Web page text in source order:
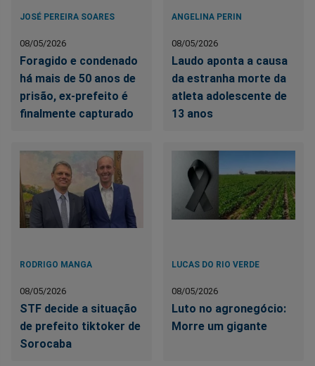
JOSÉ PEREIRA SOARES
08/05/2026
Foragido e condenado
há mais de 50 anos de
prisão, ex-prefeito é
finalmente capturado
ANGELINA PERIN
08/05/2026
Laudo aponta a causa
da estranha morte da
atleta adolescente de
13 anos
RODRIGO MANGA
08/05/2026
STF decide a situação
de prefeito tiktoker de
Sorocaba
LUCAS DO RIO VERDE
08/05/2026
Luto no agronegócio:
Morre um gigante